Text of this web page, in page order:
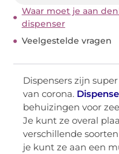
Waar moet je aan
dispenser
Veelgestelde vragen
Dispensers zijn
van corona.
behuizingen voor
Je kunt ze overal
verschillende
je kunt ze aan een